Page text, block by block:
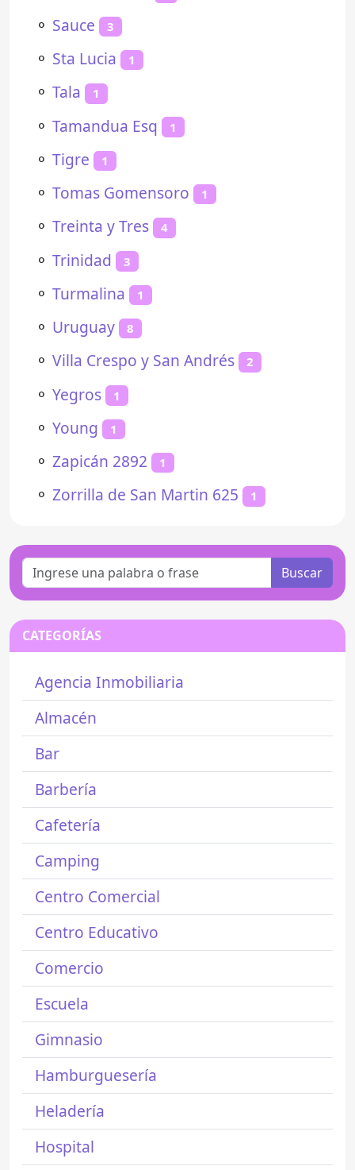
⚬ Sauce 3
⚬ Sta Lucia 1
⚬ Tala 1
⚬ Tamandua Esq 1
⚬ Tigre 1
⚬ Tomas Gomensoro 1
⚬ Treinta y Tres 4
⚬ Trinidad 3
⚬ Turmalina 1
⚬ Uruguay 8
⚬ Villa Crespo y San Andrés 2
⚬ Yegros 1
⚬ Young 1
⚬ Zapicán 2892 1
⚬ Zorrilla de San Martin 625 1
Buscar
CATEGORÍAS
Agencia Inmobiliaria
Almacén
Bar
Barbería
Cafetería
Camping
Centro Comercial
Centro Educativo
Comercio
Escuela
Gimnasio
Hamburguesería
Heladería
Hospital